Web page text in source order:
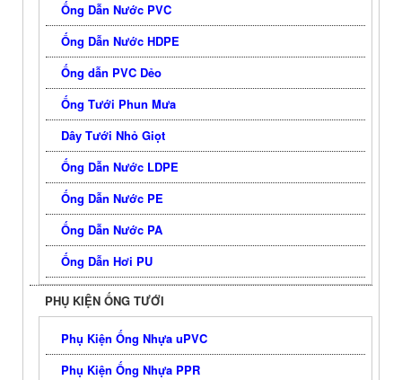
Ống Dẫn Nước PVC
Ống Dẫn Nước HDPE
Ống dẫn PVC Dẻo
Ống Tưới Phun Mưa
Dây Tưới Nhỏ Giọt
Ống Dẫn Nước LDPE
Ống Dẫn Nước PE
Ống Dẫn Nước PA
Ống Dẫn Hơi PU
PHỤ KIỆN ỐNG TƯỚI
Phụ Kiện Ống Nhựa uPVC
Phụ Kiện Ống Nhựa PPR